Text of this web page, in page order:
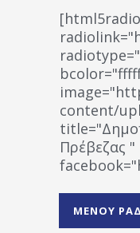
[html5radio
content/
Πρέβεζας "
ΜΕΝΟΥ